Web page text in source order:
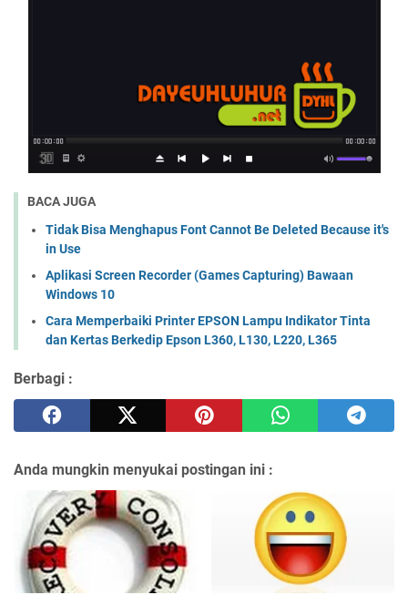
BACA JUGA
Tidak Bisa Menghapus Font Cannot Be Deleted Because it's
in Use
Aplikasi Screen Recorder (Games Capturing) Bawaan
Windows 10
Cara Memperbaiki Printer EPSON Lampu Indikator Tinta
dan Kertas Berkedip Epson L360, L130, L220, L365
Berbagi :
Anda mungkin menyukai postingan ini :